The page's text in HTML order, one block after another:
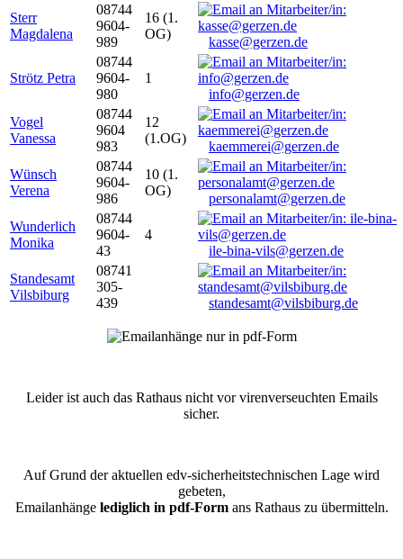
Sterr
Magdalena
08744
9604-
989
16 (1.
OG)
kasse@gerzen.de
Strötz Petra
08744
9604-
980
1
info@gerzen.de
Vogel
Vanessa
08744
9604
983
12
(1.OG)
kaemmerei@gerzen.de
Wünsch
Verena
08744
9604-
986
10 (1.
OG)
personalamt@gerzen.de
Wunderlich
Monika
08744
9604-
43
4
ile-bina-vils@gerzen.de
Standesamt
Vilsbiburg
08741
305-
439
standesamt@vilsbiburg.de
Leider ist auch das Rathaus nicht vor virenverseuchten Emails
sicher.
Auf Grund der aktuellen edv-sicherheitstechnischen Lage wird
gebeten,
Emailanhänge lediglich in pdf-Formans Rathaus zu übermitteln.